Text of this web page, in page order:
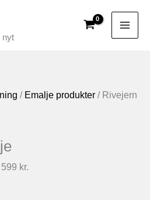
nyt
/ Emalje produkter / Rivejern
kr.